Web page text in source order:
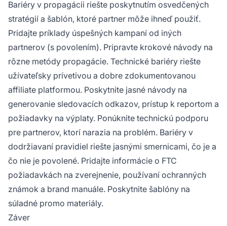
Bariéry v propagácii riešte poskytnutím osvedčených
stratégií a šablón, ktoré partner môže ihneď použiť.
Pridajte príklady úspešných kampaní od iných
partnerov (s povolením). Pripravte krokové návody na
rôzne metódy propagácie. Technické bariéry riešte
užívateľsky prívetivou a dobre zdokumentovanou
affiliate platformou. Poskytnite jasné návody na
generovanie sledovacích odkazov, prístup k reportom a
požiadavky na výplaty. Ponúknite technickú podporu
pre partnerov, ktorí narazia na problém. Bariéry v
dodržiavaní pravidiel riešte jasnými smernicami, čo je a
čo nie je povolené. Pridajte informácie o FTC
požiadavkách na zverejnenie, používaní ochranných
známok a brand manuále. Poskytnite šablóny na
súladné promo materiály.
Záver